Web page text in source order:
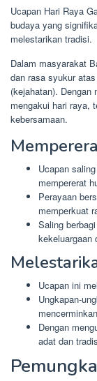
Ucapan Hari Raya
budaya yang
melestarikan tradisi.
Dalam masyarakat
dan rasa syukur
(kejahatan).
mengakui hari raya,
kebersamaan.
Ucapan
mempererat
Perayaan
memperkuat
Saling
kekeluargaan
Ucapan ini
Ungkapan-
Dengan
adat dan